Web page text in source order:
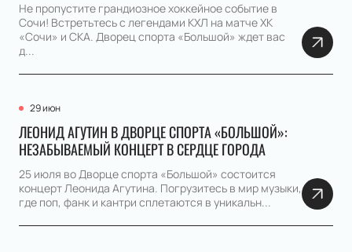
Не пропустите грандиозное хоккейное событие в
Сочи! Встретьтесь с легендами КХЛ на матче ХК
«Сочи» и СКА. Дворец спорта «Большой» ждет вас
д...
29 июн
ЛЕОНИД АГУТИН В ДВОРЦЕ СПОРТА «БОЛЬШОЙ»:
НЕЗАБЫВАЕМЫЙ КОНЦЕРТ В СЕРДЦЕ ГОРОДА
25 июля во Дворце спорта «Большой» состоится
концерт Леонида Агутина. Погрузитесь в мир музыки,
где поп, фанк и кантри сплетаются в уникальн...